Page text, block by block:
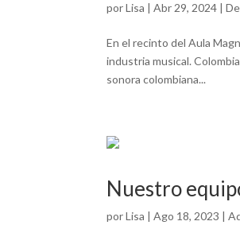
porLisa |Abr 29, 2024 |
En el recinto del Aula
industria musical.
sonora colombiana...
Nuestro
porLisa |Ago 18, 2023 |